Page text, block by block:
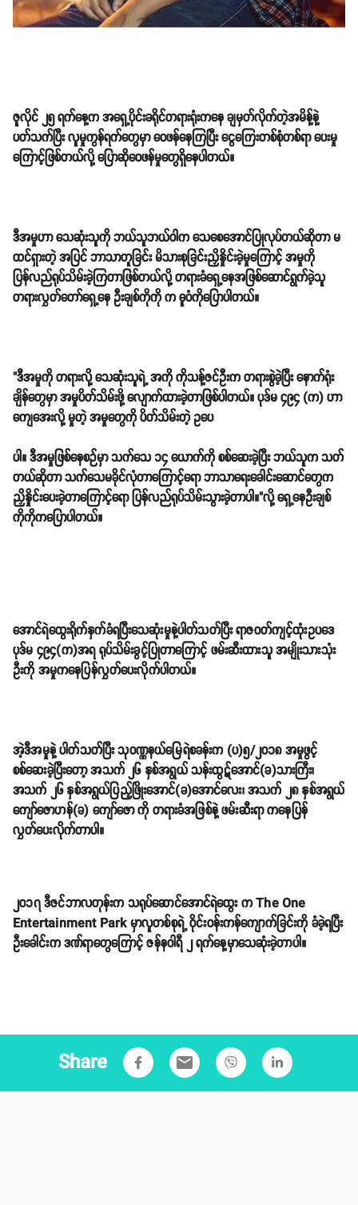
ဇူလိုင် ၂၅ ရက်နေ့က အရှေ့ပိုင်းခရိုင်တရားရုံးကနေ ချမှတ်လိုက်တဲ့အမိန့်နဲ့
ပတ်သက်ပြီး လူမှုကွန်ရက်တွေမှာ ဝေဖန်နေကြပြီး ငွေကြေးတစ်စုံတစ်ရာ ပေးမှု
ကြောင့်ဖြစ်တယ်လို့ ပြောဆိုဝေဖန်မှုတွေရှိနေပါတယ်။
ဒီအမှုဟာ သေဆုံးသူကို ဘယ်သူဘယ်ဝါက သေစေအောင်ပြုလုပ်တယ်ဆိုတာ မ
ထင်ရှားတဲ့ အပြင် ဘာသာတူခြင်း မိသားစုခြင်းညှိနှိုင်းခဲ့မှုကြောင့် အမှုကို
ပြန်လည်ရုပ်သိမ်းခဲ့ကြတာဖြစ်တယ်လို့ တရားခံရှေ့နေအဖြစ်ဆောင်ရွက်ခဲ့သူ
တရားလွှတ်တော်ရှေ့နေ ဦးချစ်ကိုကို က ဓူဝံကိုပြောပါတယ်။
"ဒီအမှုကို တရားလို့ သေဆုံးသူရဲ့ အကို ကိုသန့်ဇင်ဦးက တရားစွဲခဲ့ပြီး နောက်ရုံး
ချိန်တွေမှာ အမှုပိတ်သိမ်းဖို့ လျောက်ထားခဲ့တာဖြစ်ပါတယ်။ ပုဒ်မ ၄၉၄ (က) ဟာ
ကျေအေးလို့ မှုတဲ့ အမှုတွေကို ပိတ်သိမ်းတဲ့ ဥပေ
ပါ။ ဒီအမှုဖြစ်နေစဉ်မှာ သက်သေ ၁၄ ယောက်ကို စစ်ဆေးခဲ့ပြီး ဘယ်သူက သတ်
တယ်ဆိုတာ သက်သေမခိုင်လုံတာကြောင့်ရော ဘာသာရေးခေါင်းဆောင်တွေက
ညှိနှိုင်းပေးခဲ့တာကြောင့်ရော ပြန်လည်ရုပ်သိမ်းသွားခဲ့တာပါ။"လို့ ရှေ့နေဦးချစ်
ကိုကိုကပြောပါတယ်။
အောင်ရဲထွေးရိုက်နှက်ခံရပြီးသေဆုံးမှုနဲ့ပါတ်သတ်ပြီး ရာဇဝတ်ကျင့်ထုံးဥပဒေ
ပုဒ်မ ၄၉၄(က)အရ ရုပ်သိမ်းခွင့်ပြုတာကြောင့် ဖမ်းဆီးထားသူ အမျိုးသားသုံး
ဦးကို အမှုကနေပြန်လွှတ်ပေးလိုက်ပါတယ်။
အဲ့ဒီအမှုနဲ့ ပါတ်သတ်ပြီး သုဝဏ္ဏနယ်မြေရဲစခန်းက (ပ)၅/၂၀၁၈ အမှုဖွင့်
စစ်ဆေးခဲ့ပြီးတော့ အသက် ၂၆ နှစ်အရွယ် သန်းထွဋ်အောင်(ခ)သားကြီး၊
အသက် ၂၆ နှစ်အရွယ်ပြည့်ဖြိုးအောင်(ခ)အောင်လေး၊ အသက် ၂၈ နှစ်အရွယ်
ကျော်ဇောဟန်(ခ) ကျော်ဇော ကို တရားခံအဖြစ်နဲ့ ဖမ်းဆီးရာ ကနေပြန်
လွှတ်ပေးလိုက်တာပါ။
၂၀၁၇ ဒီဇင်ဘာလတုန်းက သရုပ်ဆောင်အောင်ရဲထွေး က The One
Entertainment Park မှာလူတစ်စုရဲ့ ဝိုင်းဝန်းကန်ကျောက်ခြင်းကို ခံခဲ့ရပြီး
ဦးခေါင်းက ဒဏ်ရာတွေကြောင့် ဇန်နဝါရီ ၂ ရက်နေ့မှာသေဆုံးခဲ့တာပါ။
Share email